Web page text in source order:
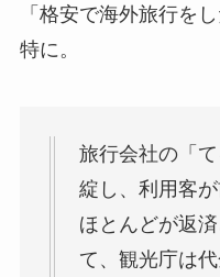
「格安で海外旅行を
特に。
旅行会社の「
綻し、利用客
ほとんどが返
て、観光庁は